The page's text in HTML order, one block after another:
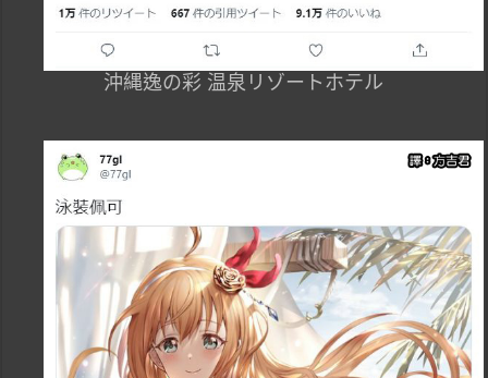
沖縄逸の彩 温泉リゾートホテル